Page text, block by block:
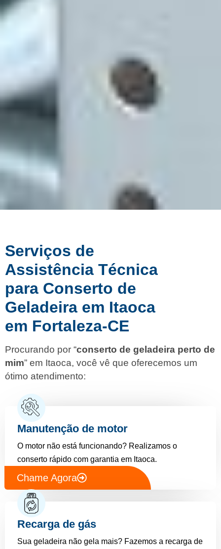
Serviços de
Assistência Técnica
para Conserto de
Geladeira em Itaoca
em Fortaleza-CE
Procurando por “conserto de geladeira perto de
mim” em Itaoca, você vê que oferecemos um
ótimo atendimento:
Manutenção de motor
O motor não está funcionando? Realizamos o
conserto rápido com garantia em Itaoca.
Chame Agora
Recarga de gás
Sua geladeira não gela mais? Fazemos a recarga de